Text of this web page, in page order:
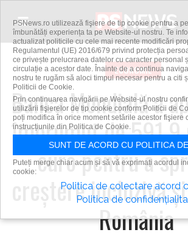
ECONOMIE
Banca Mondială a
împrumut de
euro pentru a
creştere incluzivă şi
România
PSNews.ro utilizează fişiere de tip cookie pentru a
îmbunătăți experiența ta pe Website-ul nostru. Te
actualizat politicile cu cele mai recente modificări
Regulamentul (UE) 2016/679 privind protecția
ce privește prelucrarea datelor cu caracter personal
circulație a acestor date. Înainte de a continua
nostru te rugăm să aloci timpul necesar pentru a citi
Politicii de Cookie.
Prin continuarea navigării pe Website-ul nostru
utilizării fişierelor de tip cookie conform Politicii de
poți modifica în orice moment setările acestor fişiere
instrucțiunile din Politica de Cookie.
SUNT DE ACORD CU POLITICA
Puteți merge chiar acum și să vă exprimați acordul
cookie:
Politica de colectare acord
Politica de